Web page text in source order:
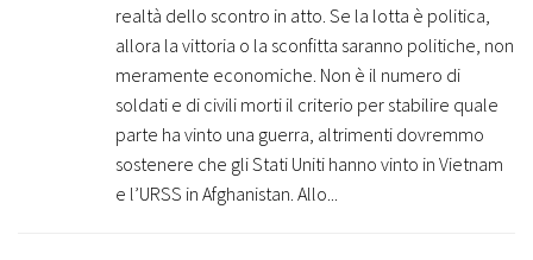
realtà dello scontro in atto. Se la lotta è politica,
allora la vittoria o la sconfitta saranno politiche, non
meramente economiche. Non è il numero di
soldati e di civili morti il criterio per stabilire quale
parte ha vinto una guerra, altrimenti dovremmo
sostenere che gli Stati Uniti hanno vinto in Vietnam
e l’URSS in Afghanistan. Allo...